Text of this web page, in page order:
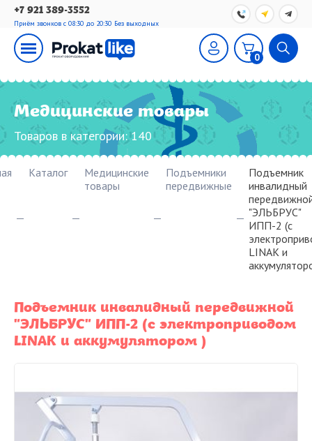
+7 921 389-3552
Приём звонков с 08:30 до 20:30 Без выходных
0
Медицинские товары
Товаров в категории:140
Каталог
Медицинские
товары
Подъемники
передвижные
Подъемник
инвалидный
"ЭЛЬБРУС"
ИПП-2 (с
LINAK и
Подъемник инвалидный передвижной
"ЭЛЬБРУС" ИПП-2 (с электроприводом
LINAK и аккумулятором )